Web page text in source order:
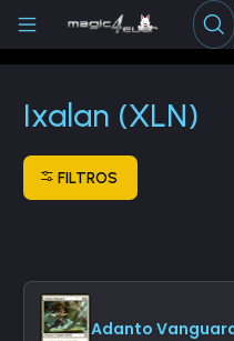
Cartas Sueltas Magic
Ixalan (XLN)
FILTROS
Adanto